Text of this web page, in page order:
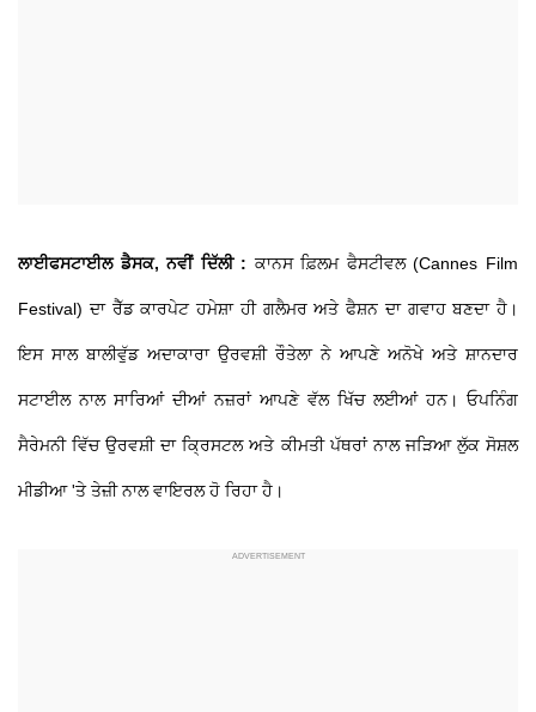
ਲਾਈਫਸਟਾਈਲ ਡੈਸਕ, ਨਵੀਂ ਦਿੱਲੀ :ਕਾਨਸ ਫ਼ਿਲਮ ਫੈਸਟੀਵਲ (Cannes Film
Festival) ਦਾ ਰੈੱਡ ਕਾਰਪੇਟ ਹਮੇਸ਼ਾ ਹੀ ਗਲੈਮਰ ਅਤੇ ਫੈਸ਼ਨ ਦਾ ਗਵਾਹ ਬਣਦਾ ਹੈ।
ਇਸ ਸਾਲ ਬਾਲੀਵੁੱਡ ਅਦਾਕਾਰਾ ਉਰਵਸ਼ੀ ਰੌਤੇਲਾ ਨੇ ਆਪਣੇ ਅਨੋਖੇ ਅਤੇ ਸ਼ਾਨਦਾਰ
ਸਟਾਈਲ ਨਾਲ ਸਾਰਿਆਂ ਦੀਆਂ ਨਜ਼ਰਾਂ ਆਪਣੇ ਵੱਲ ਖਿੱਚ ਲਈਆਂ ਹਨ। ਓਪਨਿੰਗ
ਸੈਰੇਮਨੀ ਵਿੱਚ ਉਰਵਸ਼ੀ ਦਾ ਕ੍ਰਿਸਟਲ ਅਤੇ ਕੀਮਤੀ ਪੱਥਰਾਂ ਨਾਲ ਜੜਿਆ ਲੁੱਕ ਸੋਸ਼ਲ
ਮੀਡੀਆ 'ਤੇ ਤੇਜ਼ੀ ਨਾਲ ਵਾਇਰਲ ਹੋ ਰਿਹਾ ਹੈ।